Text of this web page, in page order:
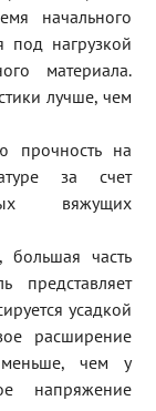
начального
под нагрузкой
материала.
лучше, чем
прочность на
за счет
вяжущих
большая часть
представляет
усадкой
расширение
меньше, чем у
напряжение